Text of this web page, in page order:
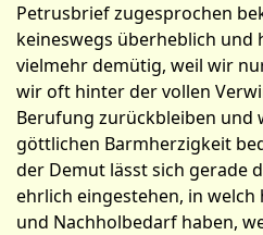
Petrusbrief zugesprochen
keineswegs überheblich und
vielmehr demütig, weil wir
wir oft hinter der vollen
Berufung zurückbleiben und
göttlichen Barmherzigkeit
der Demut lässt sich gerade
ehrlich eingestehen, in
und Nachholbedarf haben,